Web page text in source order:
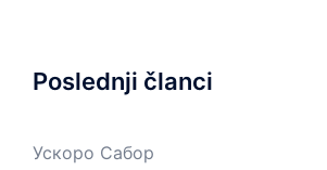
Poslednji članci
Ускоро Сабор